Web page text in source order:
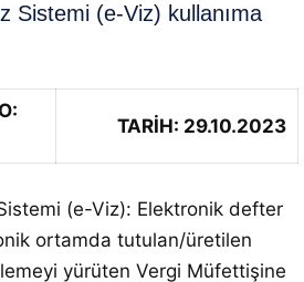
Sistemi (e-Viz) kullanıma
TARİH: 29.10.2023
(e-Viz): Elektronik defter
ortamda tutulan/üretilen
yürüten Vergi Müfettişine